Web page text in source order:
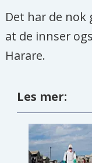
Det har de nok
at de innser
Harare.
Les mer: